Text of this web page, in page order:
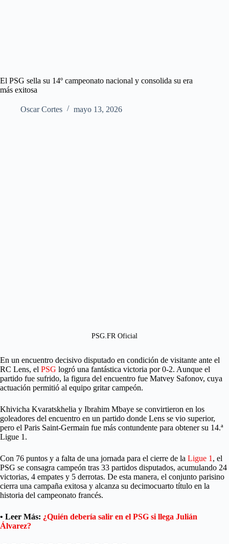
El PSG sella su 14º campeonato nacional y consolida su era
más exitosa
Oscar Cortes mayo 13, 2026
PSG.FR Oficial
En un encuentro decisivo disputado en condición de visitante ante el
RC Lens, el PSG logró una fantástica victoria por 0-2. Aunque el
partido fue sufrido, la figura del encuentro fue Matvey Safonov, cuya
actuación permitió al equipo gritar campeón.
Khivicha Kvaratskhelia y Ibrahim Mbaye se convirtieron en los
goleadores del encuentro en un partido donde Lens se vio superior,
pero el Paris Saint-Germain fue más contundente para obtener su 14.ª
Ligue 1.
Con 76 puntos y a falta de una jornada para el cierre de la Ligue 1 , el
PSG se consagra campeón tras 33 partidos disputados, acumulando 24
victorias, 4 empates y 5 derrotas. De esta manera, el conjunto parisino
cierra una campaña exitosa y alcanza su decimocuarto título en la
historia del campeonato francés.
• Leer Más: ¿Quién debería salir en el PSG si llega Julián
Álvarez?